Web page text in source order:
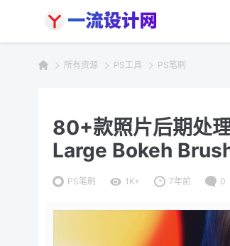
所有资源 PS工具 PS笔刷
80+款照片后期处
Large Bokeh
PS笔刷 1K+ 7年前 0